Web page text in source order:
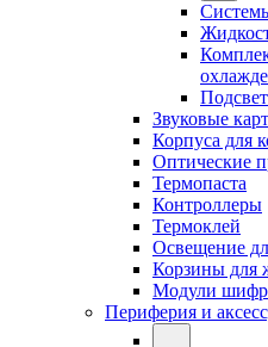
Звуковые
Корпуса для
Оптические
Термопаста
Контроллеры
Термоклей
Освещение
Корзины для
Модули
Периферия и